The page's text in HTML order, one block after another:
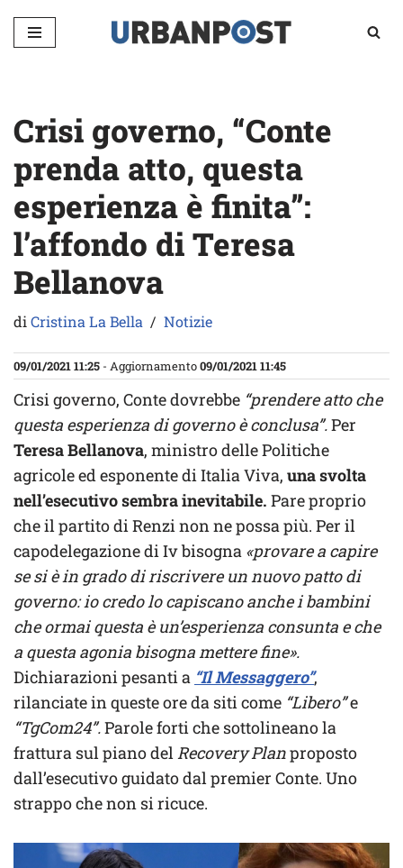
Vai
Crisi governo, “Conte
prenda atto, questa
esperienza è finita”:
l’affondo di Teresa
Bellanova
diCristina La Bella Notizie
09/01/2021 11:25 - Aggiornamento09/01/2021 11:45
Crisi governo, Conte dovrebbe “prendere atto che
questa esperienza di governo è conclusa”.Per
Teresa Bellanova, ministro delle Politiche
agricole ed esponente di Italia Viva, una svolta
nell’esecutivo sembra inevitabile. Pare proprio
che il partito di Renzi non ne possa più. Per il
capodelegazione di Iv bisogna «provare a capire
se si è in grado di riscrivere un nuovo patto di
governo: io credo lo capiscano anche i bambini
che ormai questa è un’esperienza consunta e che
a questa agonia bisogna mettere fine».
Dichiarazioni pesanti a “Il Messaggero”,
rilanciate in queste ore da siti come “Libero”e
“TgCom24”.Parole forti che sottolineano la
frattura sul piano delRecovery Planproposto
dall’esecutivo guidato dal premier Conte. Uno
strappo che non si ricuce.